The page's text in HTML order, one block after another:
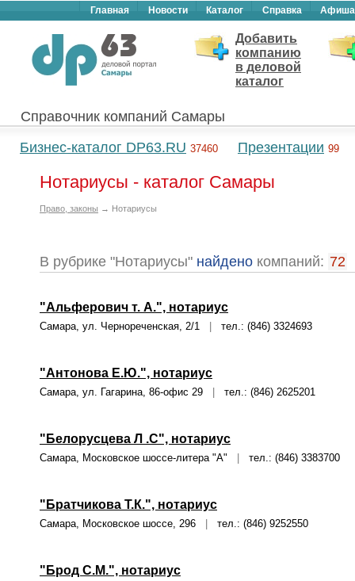
Главная Новости Каталог Справка Афиша
Добавить
компанию
в деловой
каталог
Справочник компаний Самары
Бизнес-каталог DP63.RU 37460 Презентации 99
Нотариусы - каталог Самары
Право, законы → Нотариусы
В рубрике "Нотариусы" найдено компаний: 72
"Альферович т. А.", нотариус
Самара, ул. Чернореченская, 2/1 тел.: (846) 3324693
"Антонова Е.Ю.", нотариус
Самара, ул. Гагарина, 86-офис 29 тел.: (846) 2625201
"Белорусцева Л .С", нотариус
Самара, Московское шоссе-литера "А" тел.: (846) 3383700
"Братчикова Т.К.", нотариус
Самара, Московское шоссе, 296 тел.: (846) 9252550
"Брод С.М.", нотариус